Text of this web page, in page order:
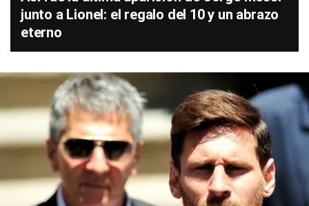
junto a Lionel: el regalo del 10 y un abrazo
eterno